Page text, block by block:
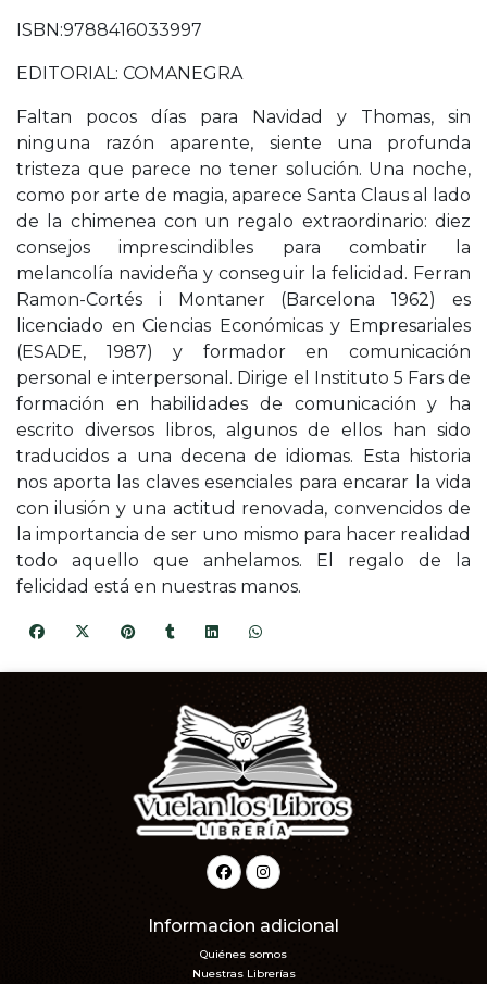
ISBN:9788416033997
EDITORIAL: COMANEGRA
Faltan pocos días para Navidad y Thomas, sin
ninguna razón aparente, siente una profunda
tristeza que parece no tener solución. Una noche,
como por arte de magia, aparece Santa Claus al lado
de la chimenea con un regalo extraordinario: diez
consejos imprescindibles para combatir la
melancolía navideña y conseguir la felicidad. Ferran
Ramon-Cortés i Montaner (Barcelona 1962) es
licenciado en Ciencias Económicas y Empresariales
(ESADE, 1987) y formador en comunicación
personal e interpersonal. Dirige el Instituto 5 Fars de
formación en habilidades de comunicación y ha
escrito diversos libros, algunos de ellos han sido
traducidos a una decena de idiomas. Esta historia
nos aporta las claves esenciales para encarar la vida
con ilusión y una actitud renovada, convencidos de
la importancia de ser uno mismo para hacer realidad
todo aquello que anhelamos. El regalo de la
felicidad está en nuestras manos.
Informacion adicional
Quiénes somos
Nuestras Librerías